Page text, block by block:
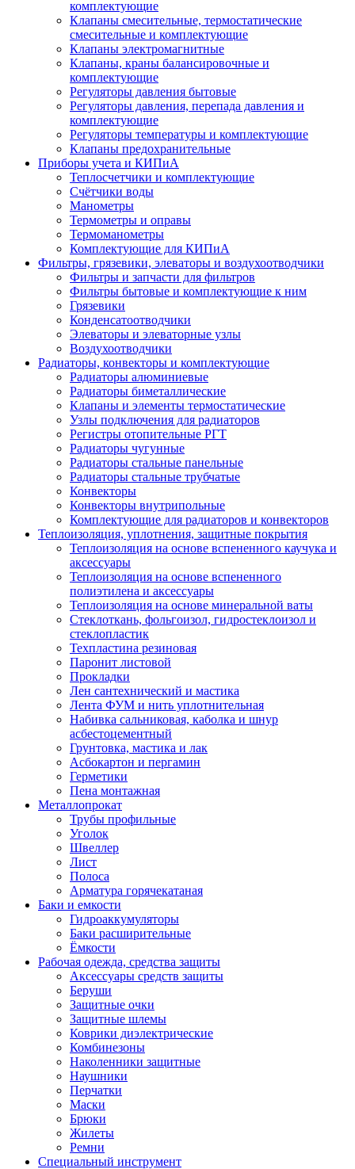
комплектующие
Клапаны смесительные, термостатические
смесительные и комплектующие
Клапаны электромагнитные
Клапаны, краны балансировочные и
комплектующие
Регуляторы давления бытовые
Регуляторы давления, перепада давления и
комплектующие
Регуляторы температуры и комплектующие
Клапаны предохранительные
Приборы учета и КИПиА
Теплосчетчики и комплектующие
Счётчики воды
Манометры
Термометры и оправы
Термоманометры
Комплектующие для КИПиА
Фильтры, грязевики, элеваторы и воздухоотводчики
Фильтры и запчасти для фильтров
Фильтры бытовые и комплектующие к ним
Грязевики
Конденсатоотводчики
Элеваторы и элеваторные узлы
Воздухоотводчики
Радиаторы, конвекторы и комплектующие
Радиаторы алюминиевые
Радиаторы биметаллические
Клапаны и элементы термостатические
Узлы подключения для радиаторов
Регистры отопительные РГТ
Радиаторы чугунные
Радиаторы стальные панельные
Радиаторы стальные трубчатые
Конвекторы
Конвекторы внутрипольные
Комплектующие для радиаторов и конвекторов
Теплоизоляция, уплотнения, защитные покрытия
Теплоизоляция на основе вспененного каучука и
аксессуары
Теплоизоляция на основе вспененного
полиэтилена и аксессуары
Теплоизоляция на основе минеральной ваты
Стеклоткань, фольгоизол, гидростеклоизол и
стеклопластик
Техпластина резиновая
Паронит листовой
Прокладки
Лен сантехнический и мастика
Лента ФУМ и нить уплотнительная
Набивка сальниковая, каболка и шнур
асбестоцементный
Грунтовка, мастика и лак
Асбокартон и пергамин
Герметики
Пена монтажная
Металлопрокат
Трубы профильные
Уголок
Швеллер
Лист
Полоса
Арматура горячекатаная
Баки и емкости
Гидроаккумуляторы
Баки расширительные
Ёмкости
Рабочая одежда, средства защиты
Аксессуары средств защиты
Беруши
Защитные очки
Защитные шлемы
Коврики диэлектрические
Комбинезоны
Наколенники защитные
Наушники
Перчатки
Маски
Брюки
Жилеты
Ремни
Специальный инструмент